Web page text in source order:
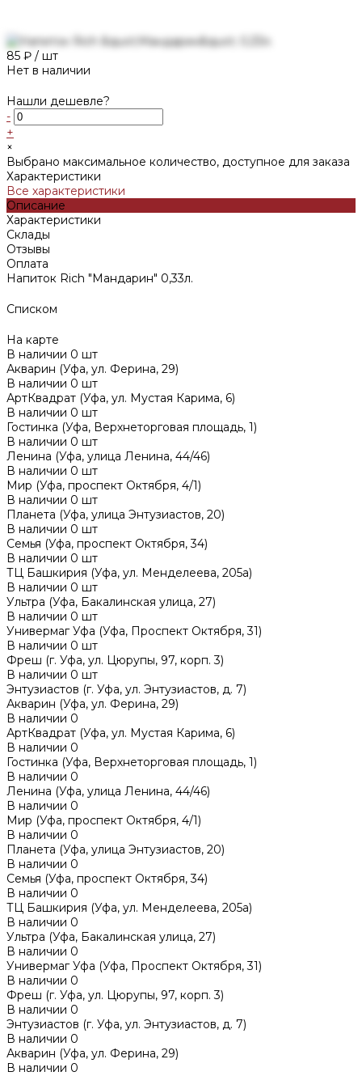
85 ₽ / шт
Нет в наличии
Нашли дешевле?
-
+
×
Выбрано максимальное количество, доступное для заказа
Характеристики
Все характеристики
Описание
Характеристики
Склады
Отзывы
Оплата
Напиток Rich "Мандарин" 0,33л.
Списком
На карте
В наличии 0 шт
Акварин (Уфа, ул. Ферина, 29)
В наличии 0 шт
АртКвадрат (Уфа, ул. Мустая Карима, 6)
В наличии 0 шт
Гостинка (Уфа, Верхнеторговая площадь, 1)
В наличии 0 шт
Ленина (Уфа, улица Ленина, 44/46)
В наличии 0 шт
Мир (Уфа, проспект Октября, 4/1)
В наличии 0 шт
Планета (Уфа, улица Энтузиастов, 20)
В наличии 0 шт
Семья (Уфа, проспект Октября, 34)
В наличии 0 шт
ТЦ Башкирия (Уфа, ул. Менделеева, 205а)
В наличии 0 шт
Ультра (Уфа, Бакалинская улица, 27)
В наличии 0 шт
Универмаг Уфа (Уфа, Проспект Октября, 31)
В наличии 0 шт
Фреш (г‌. Уфа, ул. Цюрупы, 97, корп. 3)
В наличии 0 шт
Энтузиастов (г. Уфа, ул. Энтузиастов, д. 7)
Акварин (Уфа, ул. Ферина, 29)
В наличии 0
АртКвадрат (Уфа, ул. Мустая Карима, 6)
В наличии 0
Гостинка (Уфа, Верхнеторговая площадь, 1)
В наличии 0
Ленина (Уфа, улица Ленина, 44/46)
В наличии 0
Мир (Уфа, проспект Октября, 4/1)
В наличии 0
Планета (Уфа, улица Энтузиастов, 20)
В наличии 0
Семья (Уфа, проспект Октября, 34)
В наличии 0
ТЦ Башкирия (Уфа, ул. Менделеева, 205а)
В наличии 0
Ультра (Уфа, Бакалинская улица, 27)
В наличии 0
Универмаг Уфа (Уфа, Проспект Октября, 31)
В наличии 0
Фреш (г‌. Уфа, ул. Цюрупы, 97, корп. 3)
В наличии 0
Энтузиастов (г. Уфа, ул. Энтузиастов, д. 7)
В наличии 0
Акварин (Уфа, ул. Ферина, 29)
В наличии 0